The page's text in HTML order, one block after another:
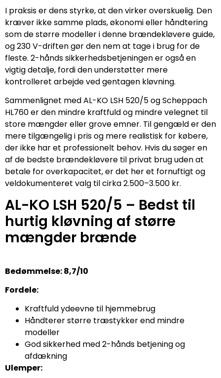
I praksis er dens styrke, at den virker overskuelig. Den
kræver ikke samme plads, økonomi eller håndtering
som de større modeller i denne brændekløvere guide,
og 230 V-driften gør den nem at tage i brug for de
fleste. 2-hånds sikkerhedsbetjeningen er også en
vigtig detalje, fordi den understøtter mere
kontrolleret arbejde ved gentagen kløvning.
Sammenlignet med AL-KO LSH 520/5 og Scheppach
HL760 er den mindre kraftfuld og mindre velegnet til
store mængder eller grove emner. Til gengæld er den
mere tilgængelig i pris og mere realistisk for købere,
der ikke har et professionelt behov. Hvis du søger en
af de bedste brændekløvere til privat brug uden at
betale for overkapacitet, er det her et fornuftigt og
veldokumenteret valg til cirka 2.500–3.500 kr.
AL-KO LSH 520/5 – Bedst til
hurtig kløvning af større
mængder brænde
Bedømmelse: 8,7/10
Fordele:
Kraftfuld ydeevne til hjemmebrug
Håndterer større træstykker end mindre
modeller
God sikkerhed med 2-hånds betjening og
afdækning
Ulemper: